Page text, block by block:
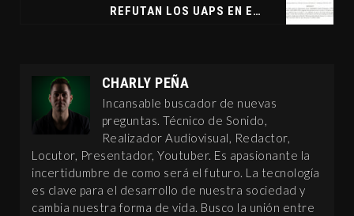
REFUTAN LOS UAPS EN EL CIELO DE KIEV
CHARLY PEÑA
Incansable buscador de nuevas
preguntas. Técnico de Sonido,
Realizador Audiovisual, Redactor,
Locutor, Presentador, Youtuber. Es apasionante la
incertidumbre de como será el futuro. La tecnología
es clave para el desarrollo de nuestra sociedad y
cambia nuestra forma de vida. Busco la unión entre